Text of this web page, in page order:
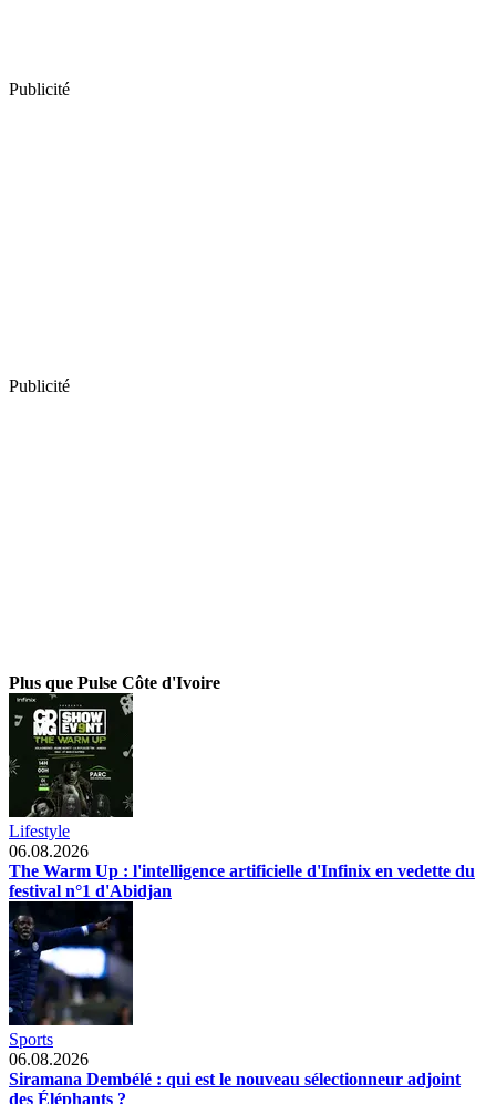
Publicité
Publicité
Plus que Pulse Côte d'Ivoire
Lifestyle
06.08.2026
The Warm Up : l'intelligence artificielle d'Infinix en vedette du
festival n°1 d'Abidjan
Sports
06.08.2026
Siramana Dembélé : qui est le nouveau sélectionneur adjoint
des Éléphants ?